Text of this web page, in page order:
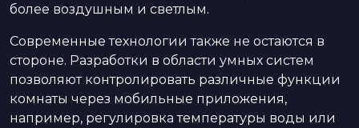
более воздушным и светлым.
Современные технологии также не остаются в
стороне. Разработки в области умных систем
позволяют контролировать различные функции
комнаты через мобильные приложения,
например, регулировка температуры воды или